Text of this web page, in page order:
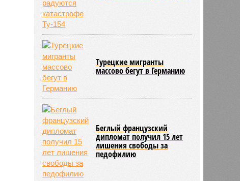
Турецкие мигранты
массово бегут в Германию
Беглый французский
дипломат получил 15 лет
лишения свободы за
педофилию